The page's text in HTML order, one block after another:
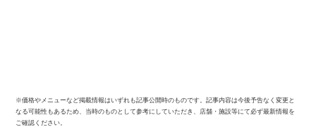
※価格やメニューなど掲載情報はいずれも記事公開時のものです。記事内容は今後予告なく変更と
なる可能性もあるため、当時のものとして参考にしていただき、店舗・施設等にて必ず最新情報を
ご確認ください。